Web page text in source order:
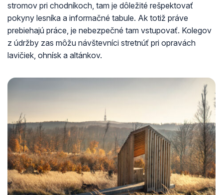
stromov pri chodníkoch, tam je dôležité rešpektovať
pokyny lesníka a informačné tabule. Ak totiž práve
prebiehajú práce, je nebezpečné tam vstupovať. Kolegov
z údržby zas môžu návštevníci stretnúť pri opravách
lavičiek, ohnísk a altánkov.